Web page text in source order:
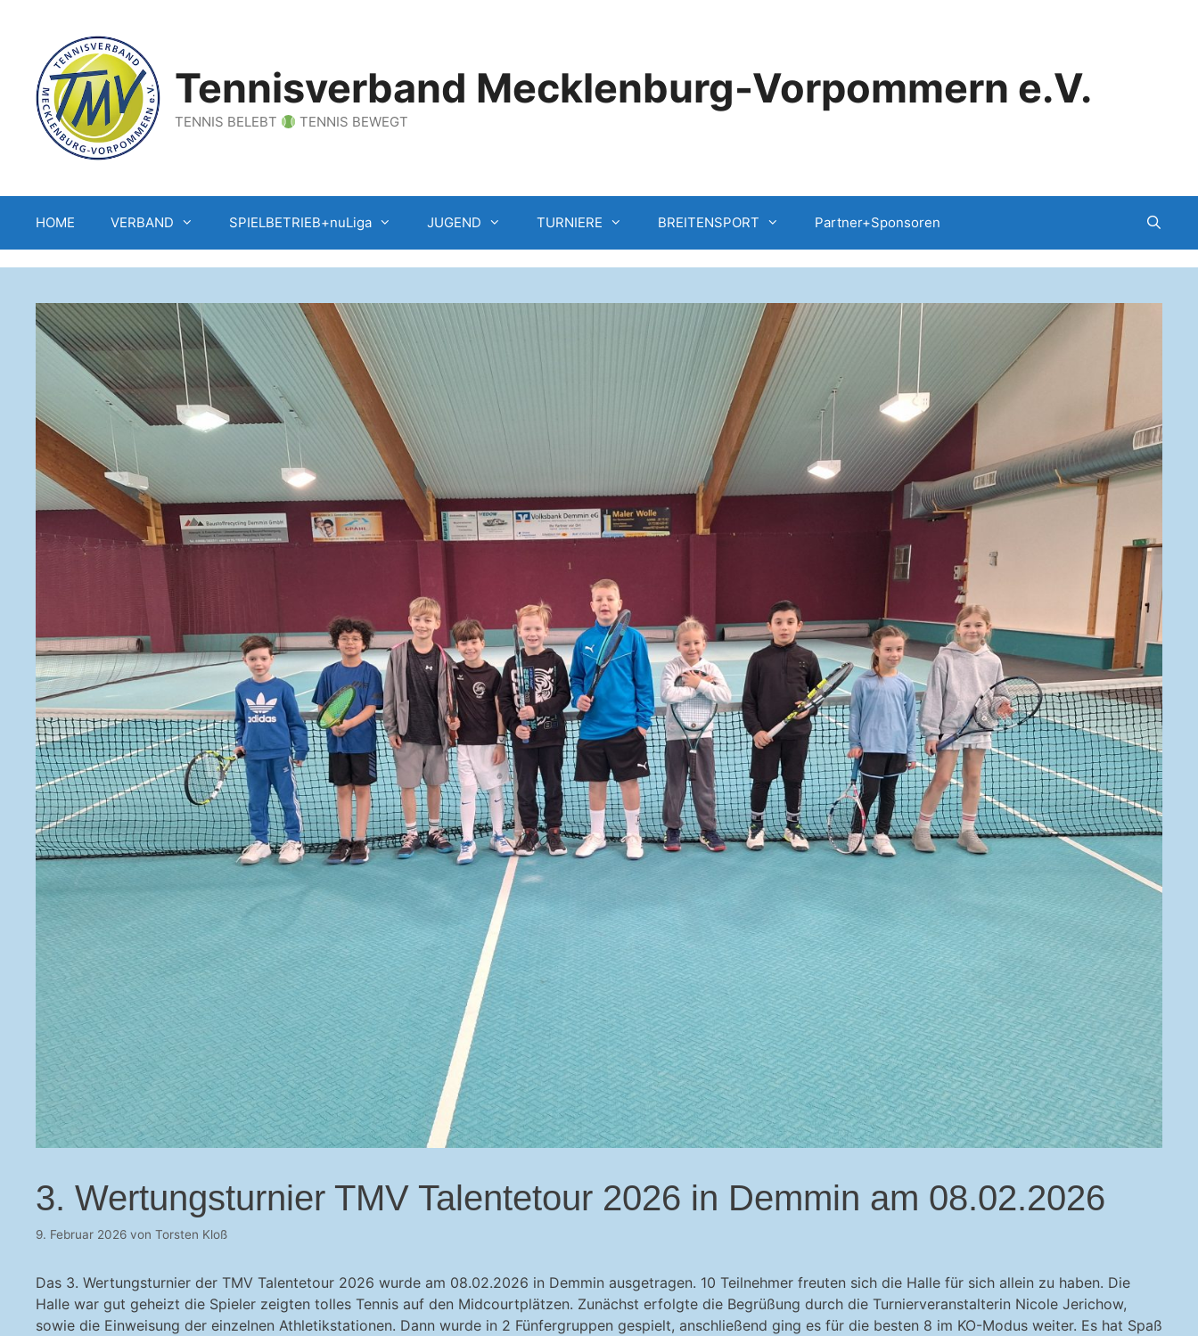
springen
Tennisverband Mecklenburg-Vorpommern e.V.
TENNIS BELEBT TENNIS BEWEGT
HOME VERBAND SPIELBETRIEB+nuLiga JUGEND TURNIERE BREITENSPORT Partner+Sponsoren
3. Wertungsturnier TMV Talentetour 2026 in Demmin am 08.02.2026
9. Februar 2026 von Torsten Kloß
Das 3. Wertungsturnier der TMV Talentetour 2026 wurde am 08.02.2026 in Demmin ausgetragen. 10 Teilnehmer freuten sich die Halle für sich allein zu haben. Die
Halle war gut geheizt die Spieler zeigten tolles Tennis auf den Midcourtplätzen. Zunächst erfolgte die Begrüßung durch die Turnierveranstalterin Nicole Jerichow,
sowie die Einweisung der einzelnen Athletikstationen. Dann wurde in 2 Fünfergruppen gespielt, anschließend ging es für die besten 8 im KO-Modus weiter. Es hat Spaß